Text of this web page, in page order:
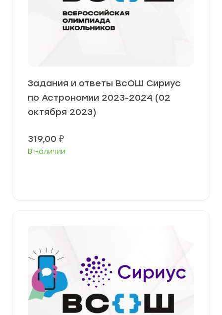
Задания и ответы ВсОШ Сириус
по Астрономии 2023-2024 (02
октября 2023)
319,00 ₽
В наличии